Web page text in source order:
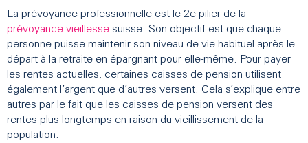
La prévoyance professionnelle est le 2e pilier de la
prévoyance vieillesse suisse. Son objectif est que chaque
personne puisse maintenir son niveau de vie habituel après le
départ à la retraite en épargnant pour elle-même. Pour payer
les rentes actuelles, certaines caisses de pension utilisent
également l’argent que d’autres versent. Cela s’explique entre
autres par le fait que les caisses de pension versent des
rentes plus longtemps en raison du vieillissement de la
population.